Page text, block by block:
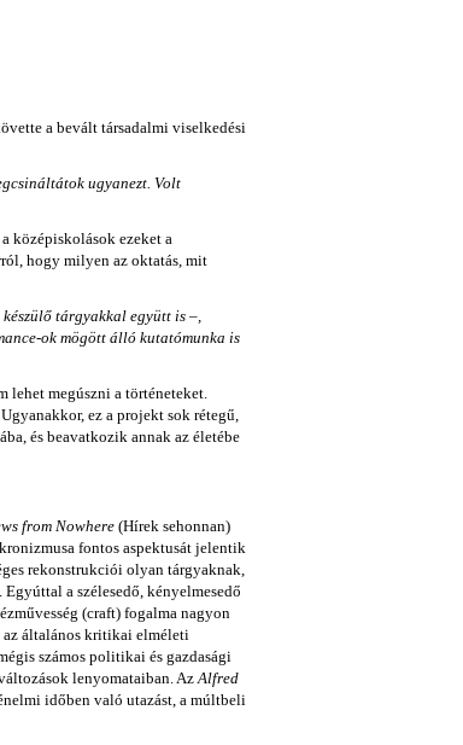
a bevált társadalmi viselkedési
ugyanezt. Volt
középiskolások ezeket a
hogy milyen az oktatás, mit
tárgyakkal együtt is –,
ok mögött álló kutatómunka is
lehet megúszni a történeteket.
ez a projekt sok rétegű,
és beavatkozik annak az életébe
from Nowhere (Hírek sehonnan)
fontos aspektusát jelentik
rekonstrukciói olyan tárgyaknak,
a szélesedő, kényelmesedő
(craft) fogalma nagyon
általános kritikai elméleti
számos politikai és gazdasági
lenyomataiban. Az Alfred
időben való utazást, a múltbeli